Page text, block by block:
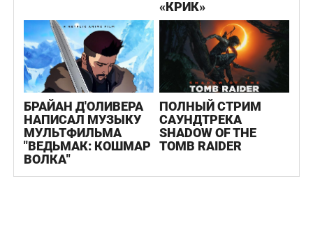
«КРИК»
БРАЙАН Д'ОЛИВЕРА
НАПИСАЛ МУЗЫКУ
МУЛЬТФИЛЬМА
"ВЕДЬМАК: КОШМАР
ВОЛКА"
ПОЛНЫЙ СТРИМ
САУНДТРЕКА
SHADOW OF THE
TOMB RAIDER